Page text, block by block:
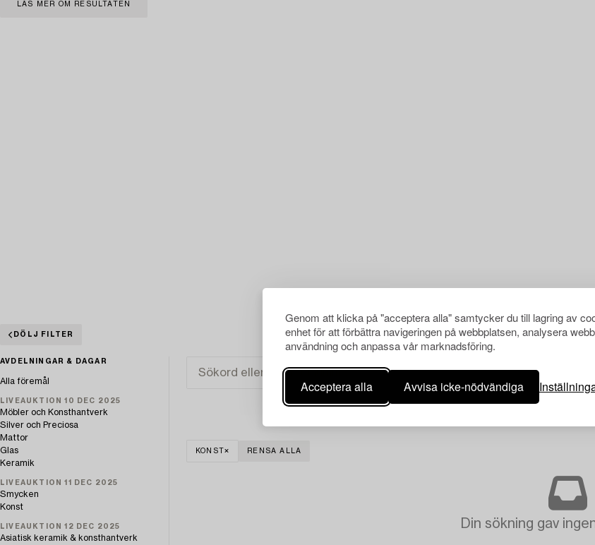
Genom att klicka på "acceptera alla" samtycker du till lagring av
enhet för att förbättra navigeringen på webbplatsen, analysera
användning och anpassa vår marknadsföring.
Acceptera alla Avvisa icke-nödvändiga
LÄS MER OM RESULTATEN
DÖLJ FILTER
AVDELNINGAR & DAGAR
Alla föremål
LIVEAUKTION 10 DEC 2025
Möbler och Konsthantverk
Silver och Preciosa
Mattor
Glas
Keramik
LIVEAUKTION 11 DEC 2025
Smycken
Konst
LIVEAUKTION 12 DEC 2025
Asiatisk keramik & konsthantverk
KONST RENSA ALLA
Din sökning gav